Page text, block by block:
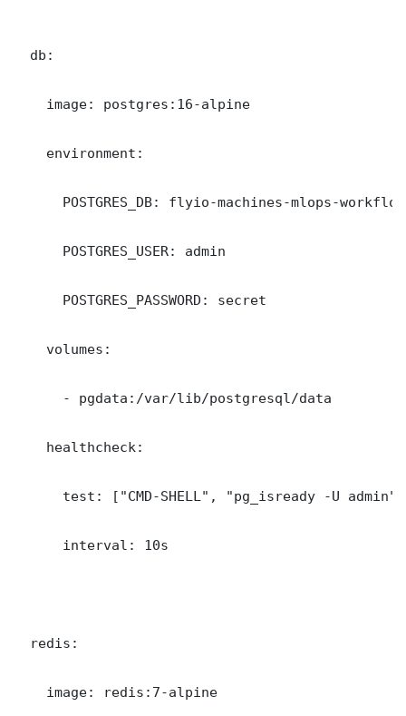
  db:
    image: postgres:16-alpine
    environment:
POSTGRES_DB: flyio-machines-mlops-
      POSTGRES_USER: admin
      POSTGRES_PASSWORD: secret
    volumes:
      - pgdata:/var/lib/postgresql/data
    healthcheck:
      test: ["CMD-SHELL", "pg_isready -U admin"]
      interval: 10s
  redis:
    image: redis:7-alpine